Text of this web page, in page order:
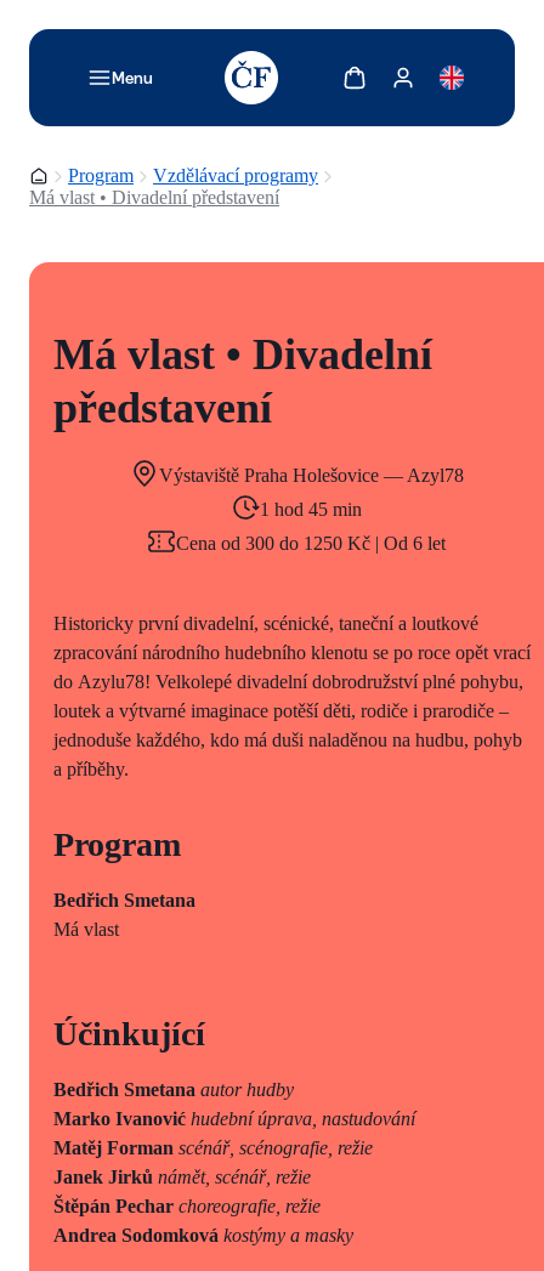
Menu
TODO: Add description for reader
Zobrazit košíkZobrazit můj účet
Domovská stránka
Program
Vzdělávací programy
Má vlast • Divadelní představení
Má vlast • Divadelní
představení
Výstaviště Praha Holešovice — Azyl78
1 hod 45 min
Cena od 300 do 1250 Kč | Od 6 let
Historicky první divadelní, scénické, taneční a loutkové
zpracování národního hudebního klenotu se po roce opět vrací
do Azylu78! Velkolepé divadelní dobrodružství plné pohybu,
loutek a výtvarné imaginace potěší děti, rodiče i prarodiče –
jednoduše každého, kdo má duši naladěnou na hudbu, pohyb
a příběhy.
Program
Bedřich Smetana
Má vlast
Účinkující
Bedřich Smetana autor hudby
Marko Ivanović hudební úprava, nastudování
Matěj Forman scénář, scénografie, režie
Janek Jirků námět, scénář, režie
Štěpán Pechar choreografie, režie
Andrea Sodomková kostýmy a masky